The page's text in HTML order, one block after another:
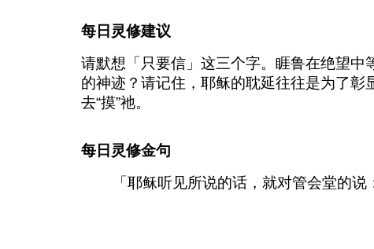
每日灵修建议
请默想「只要信」这三个字。睚鲁在绝望中
的神迹？请记住，耶稣的耽延往往是为了
去“摸”祂。
每日灵修金句
「耶稣听见所说的话，就对管会堂的